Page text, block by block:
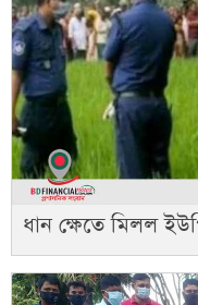
ধান ক্ষেতে মিলল